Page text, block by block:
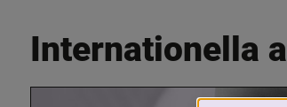
Internationella